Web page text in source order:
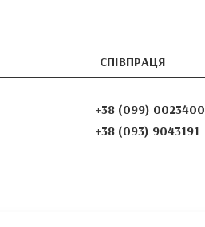
СПІВПРАЦЯ
+38 (099) 0023400
+38 (093) 9043191